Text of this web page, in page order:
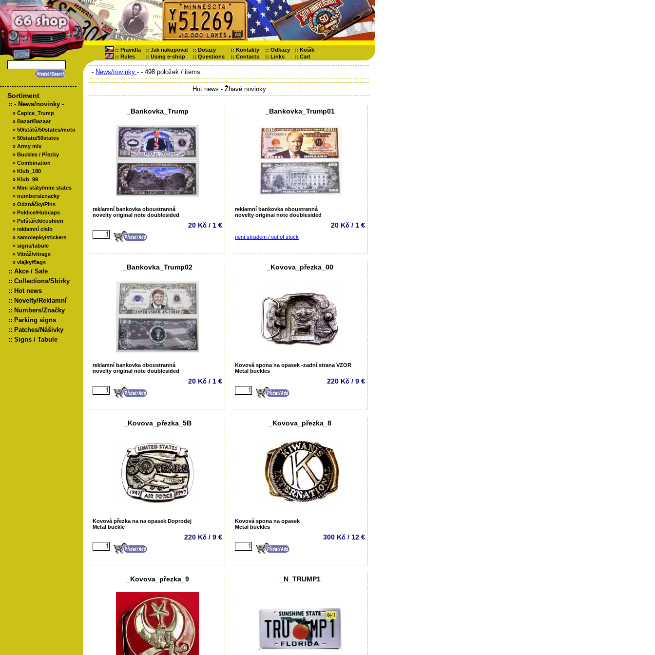
:: Pravidla :: Jak nakupovat :: Dotazy :: Kontakty :: Odkazy :: Košík
:: Rules :: Using e-shop :: Questions :: Contacts :: Links :: Cart
Sortiment
:: - News/novinky -
» Čepice_Trump
» Bazar/Bazaar
» 50/států/50states/moto
» 50statu/50states
» Army mix
» Buckles / Přezky
» Combination
» Klub_180
» Klub_99
» Mini státy/mini states
» numbers/znacky
» Odznáčky/Pins
» Poklice/Hubcaps
» Polštářek/cushion
» reklamní cislo
» samolepky/stickers
» signs/tabule
» Vitráž/vitrage
» vlajky/flags
:: Akce / Sale
:: Collections/Sbírky
:: Hot news
:: Novelty/Reklamní
:: Numbers/Značky
:: Parking signs
:: Patches/Nášivky
:: Signs / Tabule
- News/novinky - - 498 položek / items.
Hot news - Žhavé novinky
_Bankovka_Trump
reklamní bankovka oboustranná
novelty original note doublesided
20 Kč / 1 €
_Bankovka_Trump01
reklamní bankovka oboustranná
novelty original note doublesided
20 Kč / 1 €
není skladem / out of stock
_Bankovka_Trump02
reklamní bankovka oboustranná
novelty original note doublesided
20 Kč / 1 €
_Kovova_přezka_00
Kovová spona na opasek -zadní strana VZOR
Metal buckles
220 Kč / 9 €
_Kovova_přezka_5B
Kovová přezka na na opasek Doprodej
Metal buckle
220 Kč / 9 €
_Kovova_přezka_8
Kovová spona na opasek
Metal buckles
300 Kč / 12 €
_Kovova_přezka_9 _N_TRUMP1